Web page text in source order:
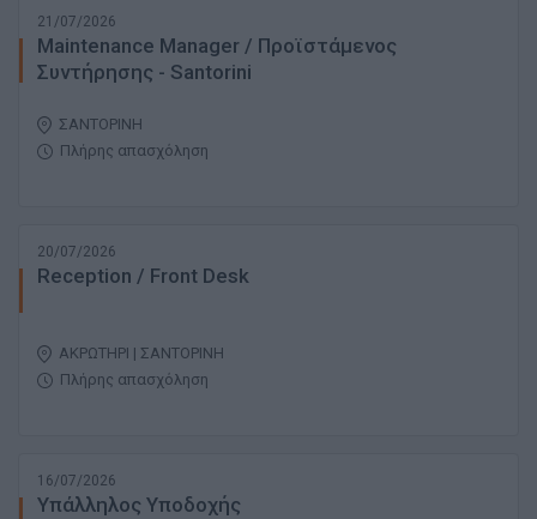
21/07/2026
Maintenance Manager / Προϊστάμενος
Συντήρησης - Santorini
ΣΑΝΤΟΡΙΝΗ
Πλήρης απασχόληση
20/07/2026
Reception / Front Desk
ΑΚΡΩΤΗΡΙ | ΣΑΝΤΟΡΙΝΗ
Πλήρης απασχόληση
16/07/2026
Υπάλληλος Υποδοχής